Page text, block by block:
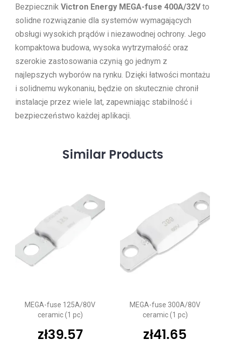
Bezpiecznik Victron Energy MEGA-fuse 400A/32Vto
solidne rozwiązanie dla systemów wymagających
obsługi wysokich prądów i niezawodnej ochrony. Jego
kompaktowa budowa, wysoka wytrzymałość oraz
szerokie zastosowania czynią go jednym z
najlepszych wyborów na rynku. Dzięki łatwości montażu
i solidnemu wykonaniu, będzie on skutecznie chronił
instalacje przez wiele lat, zapewniając stabilność i
bezpieczeństwo każdej aplikacji.
Similar Products
MEGA-fuse 125A/80V
ceramic (1 pc)
zł39.57
MEGA-fuse 300A/80V
ceramic (1 pc)
zł41.65